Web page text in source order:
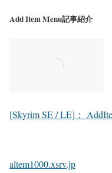
Add Item Menu記事紹介
[Skyrim SE / LE]：
altem1000.xsrv.jp